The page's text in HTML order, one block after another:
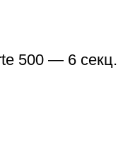
500 — 6 секц.